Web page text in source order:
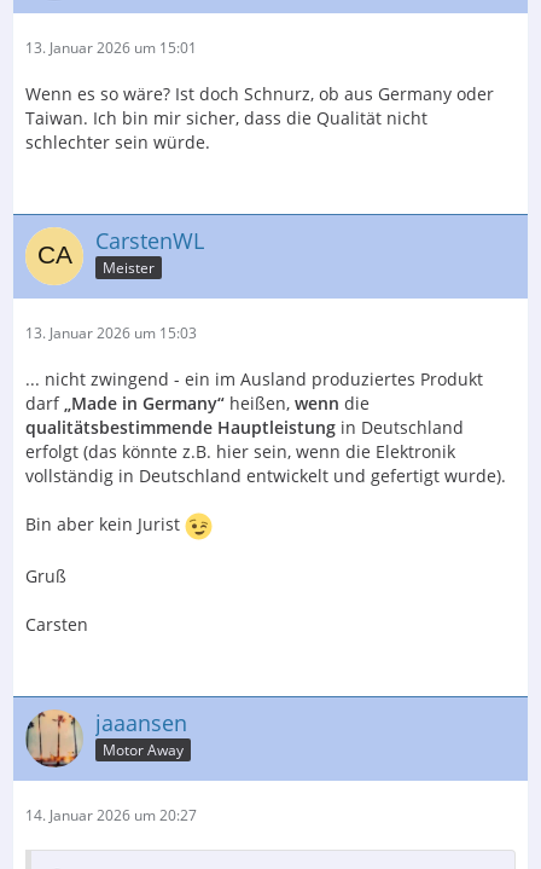
13. Januar 2026 um 15:01
Wenn es so wäre? Ist doch Schnurz, ob aus Germany oder
Taiwan. Ich bin mir sicher, dass die Qualität nicht
schlechter sein würde.
CarstenWL
Meister
13. Januar 2026 um 15:03
... nicht zwingend - ein im Ausland produziertes Produkt
darf „Made in Germany“ heißen, wenn die
qualitätsbestimmende Hauptleistung in Deutschland
erfolgt (das könnte z.B. hier sein, wenn die Elektronik
vollständig in Deutschland entwickelt und gefertigt wurde).
Bin aber kein Jurist
Gruß
Carsten
jaaansen
Motor Away
14. Januar 2026 um 20:27